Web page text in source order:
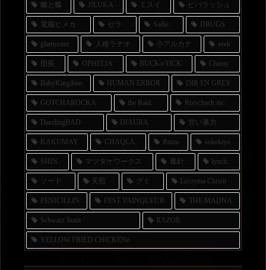
蛾と蝶 JILUKA ミスイ ビバラッシュ
電脳ヒメカ ゼラ Sadie DRUGS
glamscure 人格ラヂオ 小アルカナ seek
団長 OPHELIA BUCK∞TICK Chanty
BabyKingdom HUMAN ERROR DIR EN GREY
GOTCHAROCKA the Raid. Rorschach.inc
DazzlingBAD DIAURA 甘い暴力
KAKUMAY CHAQLA. Ruiza sukekiyo
SHIN マツタケワークス 毒針 lynch.
ソード 天照 グミ La'cryma Christi
PENICILLIN FEST VAINQUEUR THE MADNA
Schwarz Stain RAZOR
YELLOW FRIED CHICKENz